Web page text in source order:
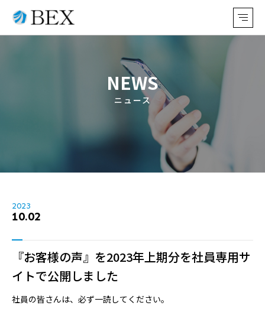
NEWS
ニュース
2023
10.02
『お客様の声』を2023年上期分を社員専用サ
イトで公開しました
社員の皆さんは、必ず一読してください。